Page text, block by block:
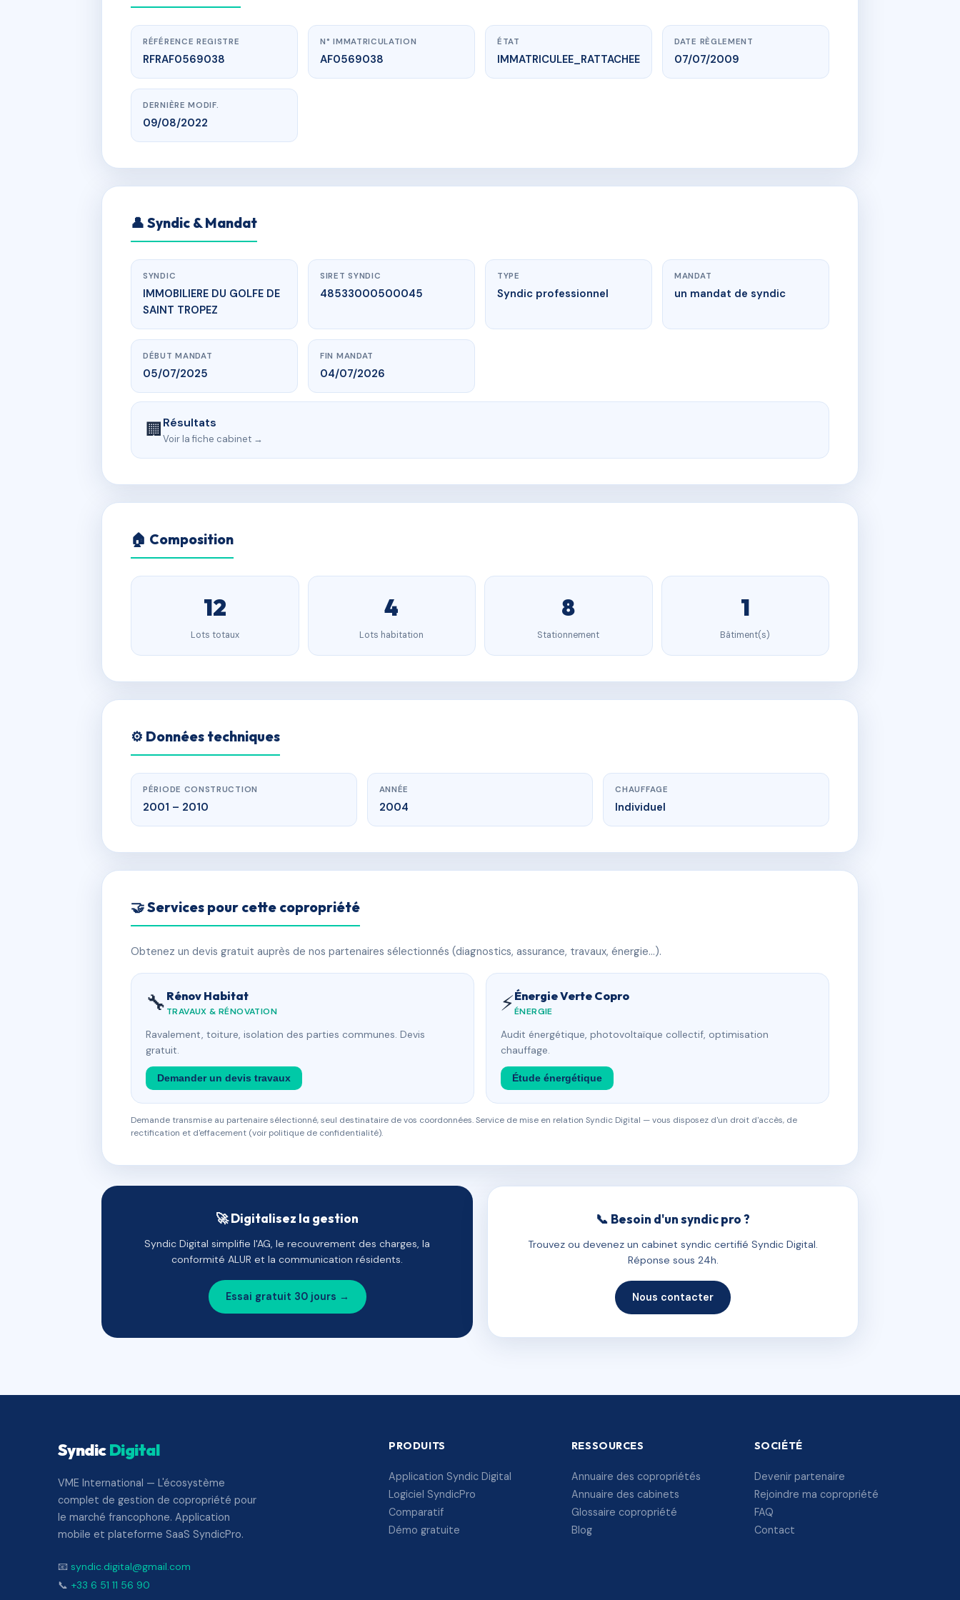
www.vme.plus/AF0569038
Villa Bartole, 1 bis Boulevard de Bartole, 83310 Grimaud
RÉFÉRENCE REGISTRE
RFRAF0569038
N° IMMATRICULATION
AF0569038
ÉTAT
IMMATRICULEE_RATTACHEE
DATE RÈGLEMENT
07/07/2009
DERNIÈRE MODIF.
09/08/2022
👤 Syndic & Mandat
SYNDIC
IMMOBILIERE DU GOLFE DE
SAINT TROPEZ
SIRET SYNDIC
48533000500045
TYPE
Syndic professionnel
MANDAT
un mandat de syndic
DÉBUT MANDAT
05/07/2025
FIN MANDAT
04/07/2026
🏢Résultats
Voir la fiche cabinet →
🏠 Composition
12
Lots totaux
4
Lots habitation
8
Stationnement
1
Bâtiment(s)
⚙️ Données techniques
PÉRIODE CONSTRUCTION
2001 – 2010
ANNÉE
2004
CHAUFFAGE
Individuel
🤝 Services pour cette copropriété
Obtenez un devis gratuit auprès de nos partenaires sélectionnés (diagnostics, assurance, travaux, énergie…).
🔧 Rénov Habitat
TRAVAUX & RÉNOVATION
Ravalement, toiture, isolation des parties communes. Devis
gratuit.
Demander un devis travaux
⚡Énergie Verte Copro
ÉNERGIE
Audit énergétique, photovoltaïque collectif, optimisation
chauffage.
Étude énergétique
Demande transmise au partenaire sélectionné, seul destinataire de vos coordonnées. Service de mise en relation Syndic Digital — vous disposez d'un droit d'accès, de
rectification et d'effacement (voir politique de confidentialité).
🚀 Digitalisez la gestion
Syndic Digital simplifie l'AG, le recouvrement des charges, la
conformité ALUR et la communication résidents.
Essai gratuit 30 jours →
📞 Besoin d'un syndic pro ?
Trouvez ou devenez un cabinet syndic certifié Syndic Digital.
Réponse sous 24h.
Nous contacter
SyndicDigital
VME International — L'écosystème
complet de gestion de copropriété pour
le marché francophone. Application
mobile et plateforme SaaS SyndicPro.
📧 syndic.digital@gmail.com
📞 +33 6 51 11 56 90
PRODUITS
Application Syndic Digital
Logiciel SyndicPro
Comparatif
Démo gratuite
RESSOURCES
Annuaire des copropriétés
Annuaire des cabinets
Glossaire copropriété
Blog
SOCIÉTÉ
Devenir partenaire
Rejoindre ma copropriété
FAQ
Contact